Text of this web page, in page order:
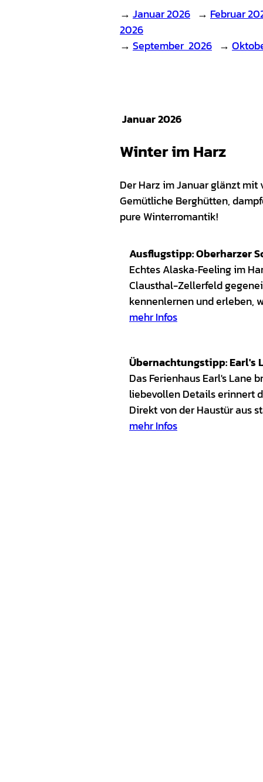
→ Januar 2026 → Februar
2026
→ September 2026 →
Januar 2026
Winter im Harz
Der Harz im Januar glänzt mit
Gemütliche Berghütten,
pure Winterromantik!
Ausflugstipp: Oberharzer
Echtes Alaska‑Feeling im
Clausthal-Zellerfeld
kennenlernen und erleben,
mehr Infos
Übernachtungstipp: Earl's
Das Ferienhaus Earl's Lane
liebevollen Details erinnert
Direkt von der Haustür aus
mehr Infos